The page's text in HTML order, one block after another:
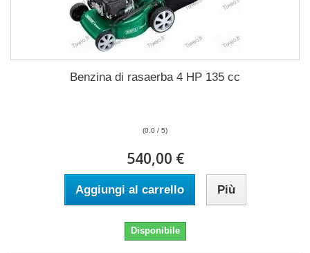
Benzina di rasaerba 4 HP 135 cc
(0.0 / 5)
540,00 €
Aggiungi al carrello Più
Disponibile